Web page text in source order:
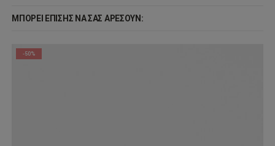
ΜΠΟΡΕΊ ΕΠΊΣΗΣ ΝΑ ΣΑΣ ΑΡΈΣΟΥΝ:
-50%